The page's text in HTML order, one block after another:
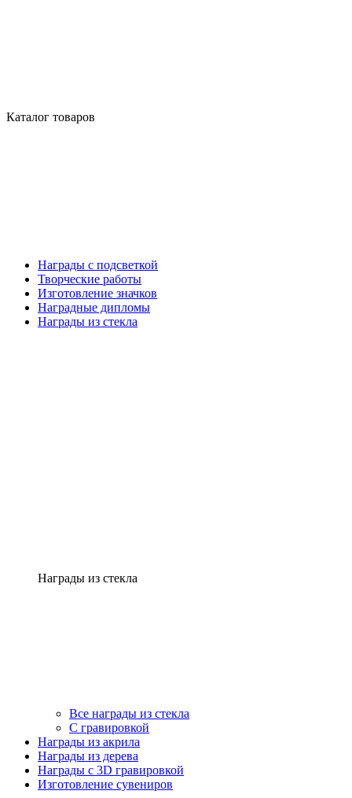
Каталог товаров
Награды с подсветкой
Творческие работы
Изготовление значков
Наградные дипломы
Награды из стекла
Награды из стекла
Все награды из стекла
С гравировкой
Награды из акрила
Награды из дерева
Награды с 3D гравировкой
Изготовление сувениров